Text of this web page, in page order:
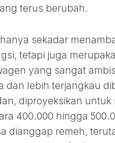
terus berubah.
sekadar
tetapi juga
yang sangat
dan lebih terjangkau
diproyeksikan
400.000 hingga
dianggap remeh,